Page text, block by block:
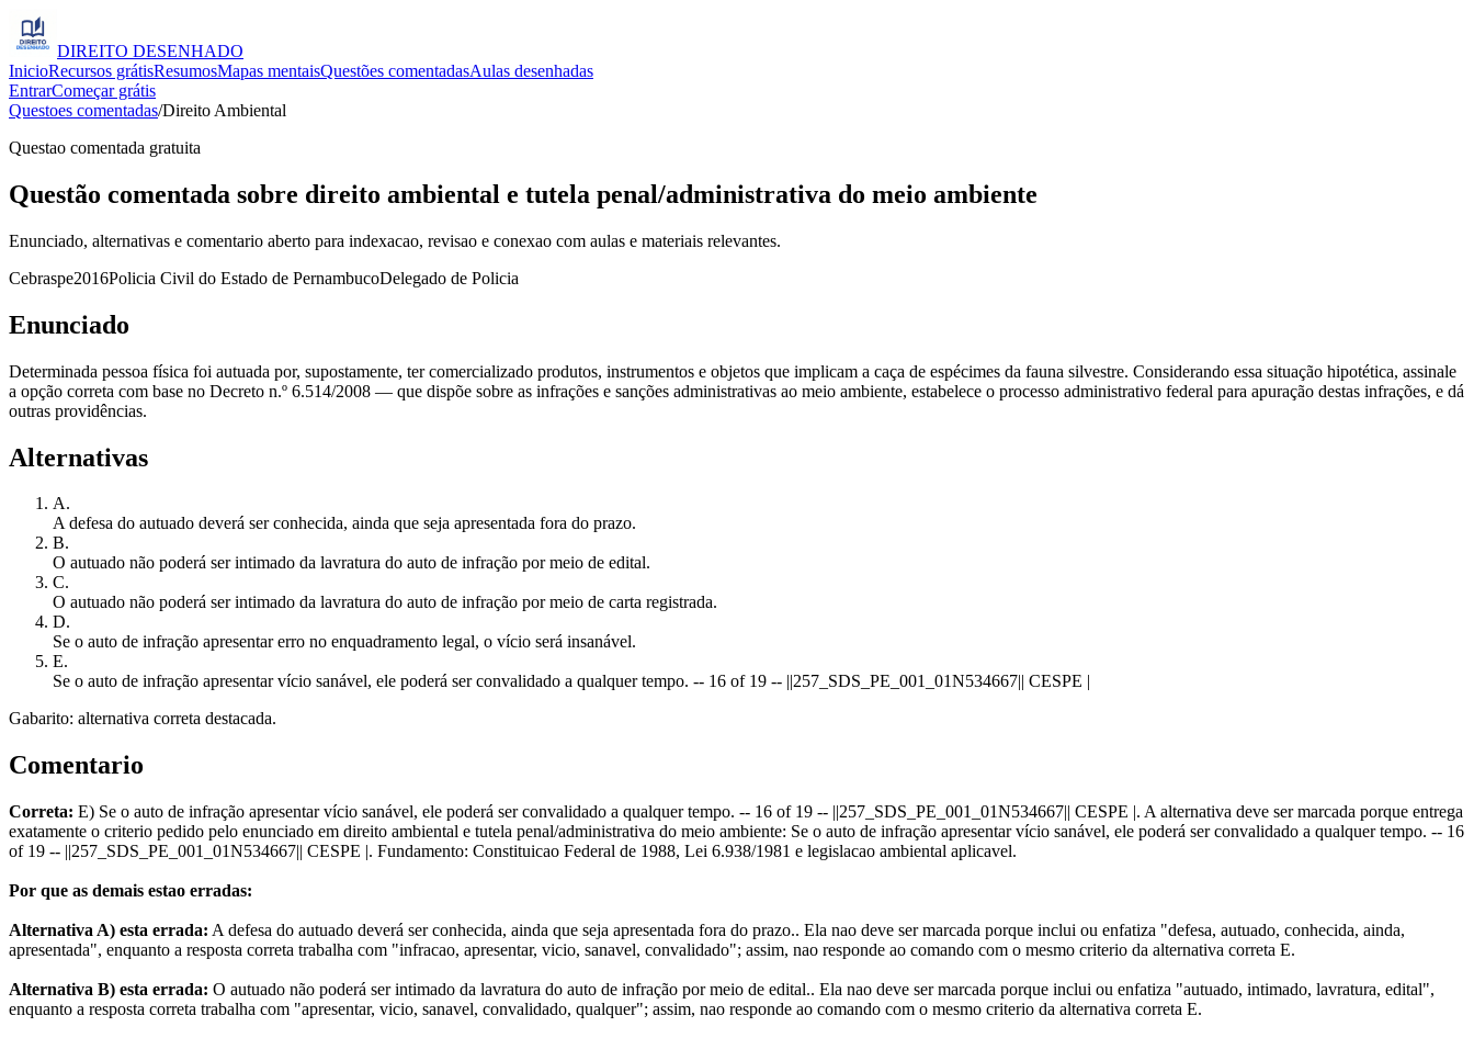
DIREITO DESENHADO
InicioRecursos grátisResumosMapas mentaisQuestões comentadasAulas desenhadas
EntrarComeçar grátis
Questoes comentadas/Direito Ambiental
Questao comentada gratuita
Questão comentada sobre direito ambiental e tutela penal/administrativa do meio ambiente
Enunciado, alternativas e comentario aberto para indexacao, revisao e conexao com aulas e materiais relevantes.
Cebraspe2016Policia Civil do Estado de PernambucoDelegado de Policia
Enunciado
Determinada pessoa física foi autuada por, supostamente, ter comercializado produtos, instrumentos e objetos que implicam a caça de espécimes da fauna silvestre. Considerando essa situação hipotética, assinale
a opção correta com base no Decreto n.º 6.514/2008 — que dispõe sobre as infrações e sanções administrativas ao meio ambiente, estabelece o processo administrativo federal para apuração destas infrações, e dá
outras providências.
Alternativas
A.
A defesa do autuado deverá ser conhecida, ainda que seja apresentada fora do prazo.
B.
O autuado não poderá ser intimado da lavratura do auto de infração por meio de edital.
C.
O autuado não poderá ser intimado da lavratura do auto de infração por meio de carta registrada.
D.
Se o auto de infração apresentar erro no enquadramento legal, o vício será insanável.
E.
Se o auto de infração apresentar vício sanável, ele poderá ser convalidado a qualquer tempo. -- 16 of 19 -- ||257_SDS_PE_001_01N534667|| CESPE |
Gabarito: alternativa correta destacada.
Comentario
Correta: E) Se o auto de infração apresentar vício sanável, ele poderá ser convalidado a qualquer tempo. -- 16 of 19 -- ||257_SDS_PE_001_01N534667|| CESPE |. A alternativa deve ser marcada porque entrega
exatamente o criterio pedido pelo enunciado em direito ambiental e tutela penal/administrativa do meio ambiente: Se o auto de infração apresentar vício sanável, ele poderá ser convalidado a qualquer tempo. -- 16
of 19 -- ||257_SDS_PE_001_01N534667|| CESPE |. Fundamento: Constituicao Federal de 1988, Lei 6.938/1981 e legislacao ambiental aplicavel.
Por que as demais estao erradas:
Alternativa A) esta errada: A defesa do autuado deverá ser conhecida, ainda que seja apresentada fora do prazo.. Ela nao deve ser marcada porque inclui ou enfatiza "defesa, autuado, conhecida, ainda,
apresentada", enquanto a resposta correta trabalha com "infracao, apresentar, vicio, sanavel, convalidado"; assim, nao responde ao comando com o mesmo criterio da alternativa correta E.
Alternativa B) esta errada: O autuado não poderá ser intimado da lavratura do auto de infração por meio de edital.. Ela nao deve ser marcada porque inclui ou enfatiza "autuado, intimado, lavratura, edital",
enquanto a resposta correta trabalha com "apresentar, vicio, sanavel, convalidado, qualquer"; assim, nao responde ao comando com o mesmo criterio da alternativa correta E.